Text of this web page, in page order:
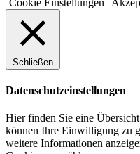
Schließen
Datenschutzeinstellungen
Hier finden Sie eine
können Ihre Einwilligung zu
weitere Informationen